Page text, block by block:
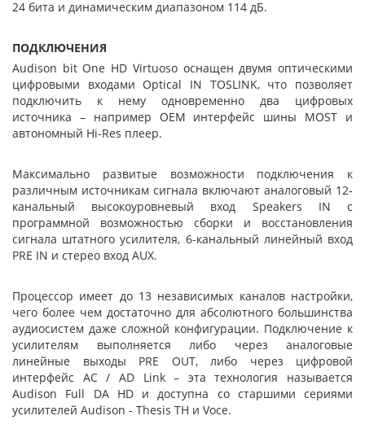
24 бита и динамическим диапазоном 114 дБ.
ПОДКЛЮЧЕНИЯ
Audison bit One HD Virtuoso оснащен двумя оптическими
цифровыми входами Optical IN TOSLINK, что позволяет
подключить к нему одновременно два цифровых
источника – например ОЕМ интерфейс шины MOST и
автономный Hi-Res плеер.
Максимально развитые возможности подключения к
различным источникам сигнала включают аналоговый 12-
канальный высокоуровневый вход Speakers IN c
программной возможностью сборки и восстановления
сигнала штатного усилителя, 6-канальный линейный вход
PRE IN и стерео вход AUX.
Процессор имеет до 13 независимых каналов настройки,
чего более чем достаточно для абсолютного большинства
аудиосистем даже сложной конфигурации. Подключение к
усилителям выполняется либо через аналоговые
линейные выходы PRE OUT, либо через цифровой
интерфейс АС / AD Link – эта технология называется
Audison Full DA HD и доступна со старшими сериями
усилителей Audison - Thesis ТН и Voce.